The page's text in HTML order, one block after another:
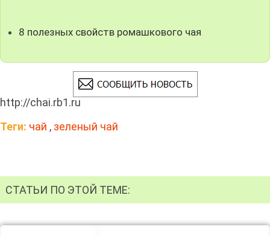
8 полезных свойств ромашкового чая
http://chai.rb1.ru
Теги: чай , зеленый чай
СТАТЬИ ПО ЭТОЙ ТЕМЕ: